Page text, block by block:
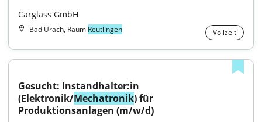
Carglass GmbH
Bad Urach, Raum Reutlingen Vollzeit
Gesucht: Instandhalter:in
(Elektronik/Mechatronik) für
Produktionsanlagen (m/w/d)